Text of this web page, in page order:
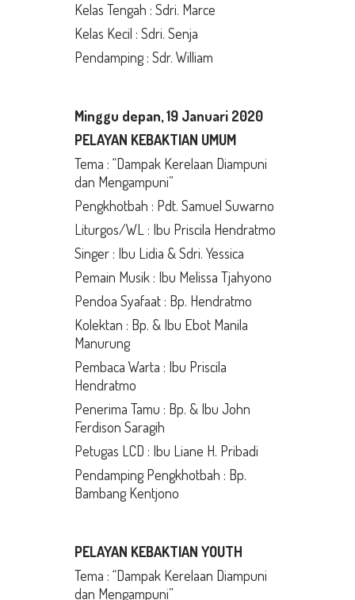
Kelas Tengah : Sdri. Marce
Kelas Kecil : Sdri. Senja
Pendamping : Sdr. William
Minggu depan, 19 Januari 2020
PELAYAN KEBAKTIAN UMUM
Tema : “Dampak Kerelaan Diampuni
dan Mengampuni”
Pengkhotbah : Pdt. Samuel Suwarno
Liturgos/WL : Ibu Priscila Hendratmo
Singer : Ibu Lidia & Sdri. Yessica
Pemain Musik : Ibu Melissa Tjahyono
Pendoa Syafaat : Bp. Hendratmo
Kolektan : Bp. & Ibu Ebot Manila
Manurung
Pembaca Warta : Ibu Priscila
Hendratmo
Penerima Tamu : Bp. & Ibu John
Ferdison Saragih
Petugas LCD : Ibu Liane H. Pribadi
Pendamping Pengkhotbah : Bp.
Bambang Kentjono
PELAYAN KEBAKTIAN YOUTH
Tema : “Dampak Kerelaan Diampuni
dan Mengampuni”